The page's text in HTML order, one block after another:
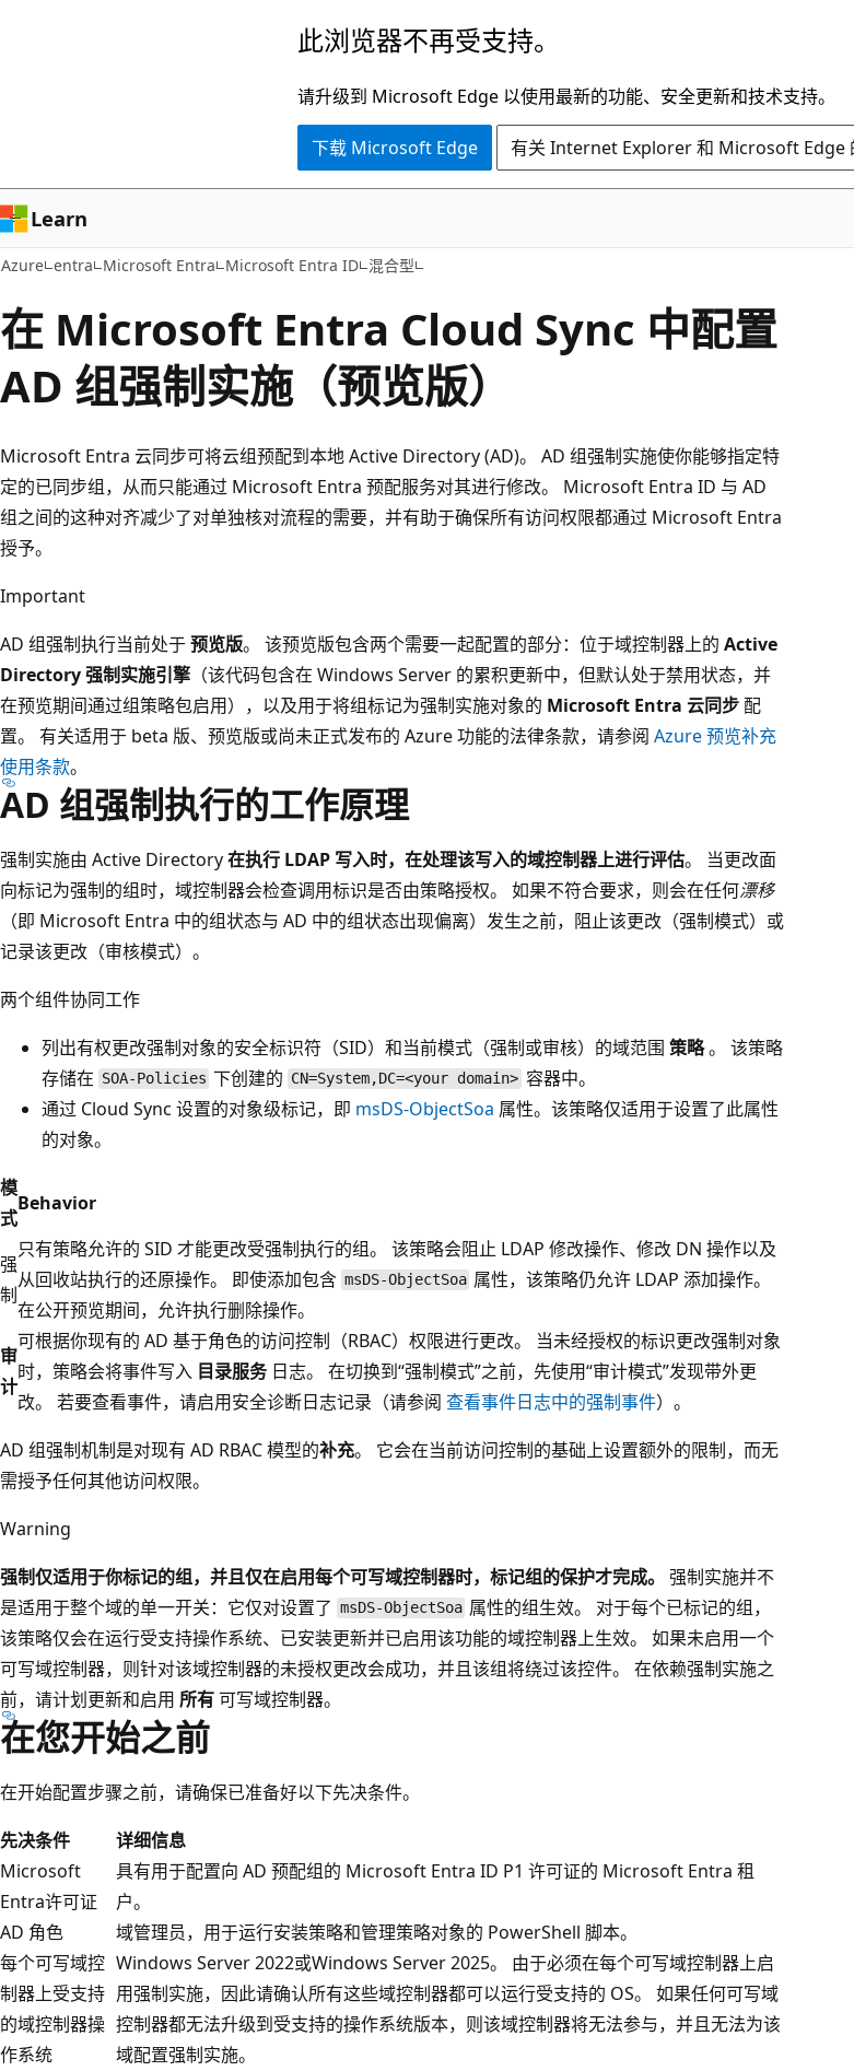
容
此浏览器不再受支持。
请升级到 Microsoft Edge 以使用最新的功能、安全更新和技术支持。
下载 Microsoft Edge 有关 Internet Explorer 和 Microsoft Edge
Learn
Azure entra Microsoft Entra Microsoft Entra ID 混合型
在 Microsoft Entra Cloud Sync 中配置
AD 组强制实施（预览版）
Microsoft Entra 云同步可将云组预配到本地 Active Directory (AD)。 AD 组强制实施使你能够指定特
定的已同步组，从而只能通过 Microsoft Entra 预配服务对其进行修改。 Microsoft Entra ID 与 AD
组之间的这种对齐减少了对单独核对流程的需要，并有助于确保所有访问权限都通过 Microsoft Entra
授予。
Important
AD 组强制执行当前处于预览版。 该预览版包含两个需要一起配置的部分：位于域控制器上的 Active
Directory 强制实施引擎（该代码包含在 Windows Server 的累积更新中，但默认处于禁用状态，并
在预览期间通过组策略包启用），以及用于将组标记为强制实施对象的 Microsoft Entra 云同步 配
置。 有关适用于 beta 版、预览版或尚未正式发布的 Azure 功能的法律条款，请参阅 Azure 预览补充
使用条款。
AD 组强制执行的工作原理
强制实施由 Active Directory在执行 LDAP 写入时，在处理该写入的域控制器上进行评估。 当更改面
向标记为强制的组时，域控制器会检查调用标识是否由策略授权。 如果不符合要求，则会在任何漂移
（即 Microsoft Entra 中的组状态与 AD 中的组状态出现偏离）发生之前，阻止该更改（强制模式）或
记录该更改（审核模式）。
两个组件协同工作
列出有权更改强制对象的安全标识符（SID）和当前模式（强制或审核）的域范围 策略。 该策略
存储在 SOA-Policies 下创建的 CN=System,DC=<your domain> 容器中。
通过 Cloud Sync 设置的对象级标记，即 msDS-ObjectSoa 属性。该策略仅适用于设置了此属性
的对象。
模
式
Behavior
强
制
只有策略允许的 SID 才能更改受强制执行的组。 该策略会阻止 LDAP 修改操作、修改 DN 操作以及
从回收站执行的还原操作。 即使添加包含 msDS-ObjectSoa 属性，该策略仍允许 LDAP 添加操作。
在公开预览期间，允许执行删除操作。
审
计
可根据你现有的 AD 基于角色的访问控制（RBAC）权限进行更改。 当未经授权的标识更改强制对象
时，策略会将事件写入 目录服务日志。 在切换到“强制模式”之前，先使用“审计模式”发现带外更
改。 若要查看事件，请启用安全诊断日志记录（请参阅 查看事件日志中的强制事件）。
AD 组强制机制是对现有 AD RBAC 模型的补充。 它会在当前访问控制的基础上设置额外的限制，而无
需授予任何其他访问权限。
Warning
强制仅适用于你标记的组，并且仅在启用每个可写域控制器时，标记组的保护才完成。 强制实施并不
是适用于整个域的单一开关：它仅对设置了 msDS-ObjectSoa 属性的组生效。 对于每个已标记的组，
该策略仅会在运行受支持操作系统、已安装更新并已启用该功能的域控制器上生效。 如果未启用一个
可写域控制器，则针对该域控制器的未授权更改会成功，并且该组将绕过该控件。 在依赖强制实施之
前，请计划更新和启用 所有可写域控制器。
在您开始之前
在开始配置步骤之前，请确保已准备好以下先决条件。
先决条件
详细信息
Microsoft
Entra许可证
具有用于配置向 AD 预配组的 Microsoft Entra ID P1 许可证的 Microsoft Entra 租
户。
AD 角色
域管理员，用于运行安装策略和管理策略对象的 PowerShell 脚本。
每个可写域控
制器上受支持
的域控制器操
作系统
Windows Server 2022或Windows Server 2025。 由于必须在每个可写域控制器上启
用强制实施，因此请确认所有这些域控制器都可以运行受支持的 OS。 如果任何可写域
控制器都无法升级到受支持的操作系统版本，则该域控制器将无法参与，并且无法为该
域配置强制实施。